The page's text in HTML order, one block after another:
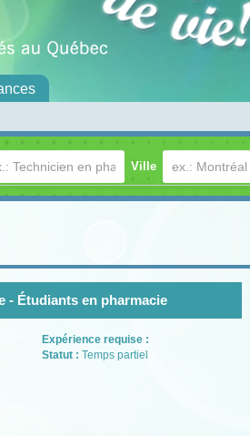
Ville
- Étudiants en pharmacie
Expérience requise :
Statut : Temps partiel